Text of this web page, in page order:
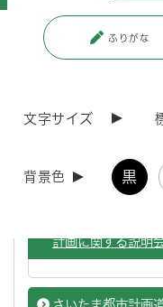
ふりがな
文字サイズ
背景色 黒
3・4・15号大谷
計画に関する説明